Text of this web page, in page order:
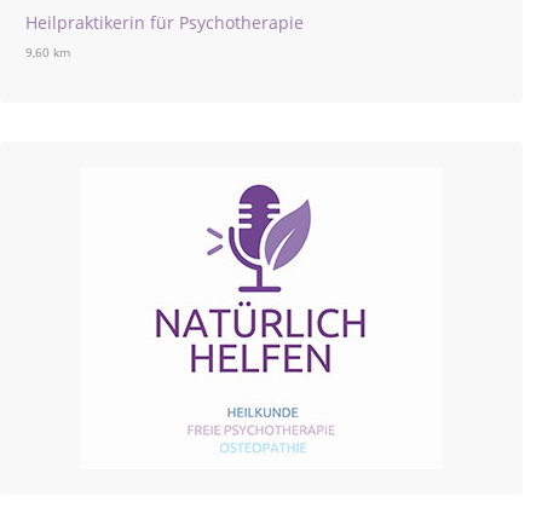
Heilpraktikerin für Psychotherapie
9,60 km